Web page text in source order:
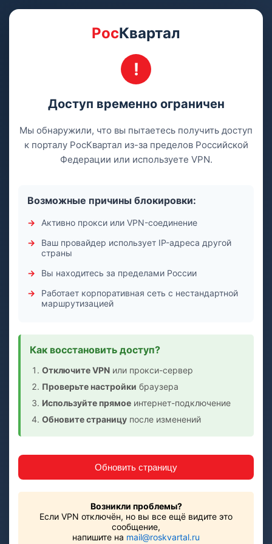
РосКвартал
Доступ временно ограничен
Мы обнаружили, что вы пытаетесь получить доступ
к порталу РосКвартал из-за пределов Российской
Федерации или используете VPN.
Возможные причины блокировки:
Активно прокси или VPN-соединение
Ваш провайдер использует IP-адреса другой
страны
Вы находитесь за пределами России
Работает корпоративная сеть с нестандартной
маршрутизацией
Как восстановить доступ?
Отключите VPN или прокси-сервер
Проверьте настройки браузера
Используйте прямое интернет-подключение
Обновите страницу после изменений
Обновить страницу
Возникли проблемы?
Если VPN отключён, но вы все ещё видите это
сообщение,
напишите на mail@roskvartal.ru